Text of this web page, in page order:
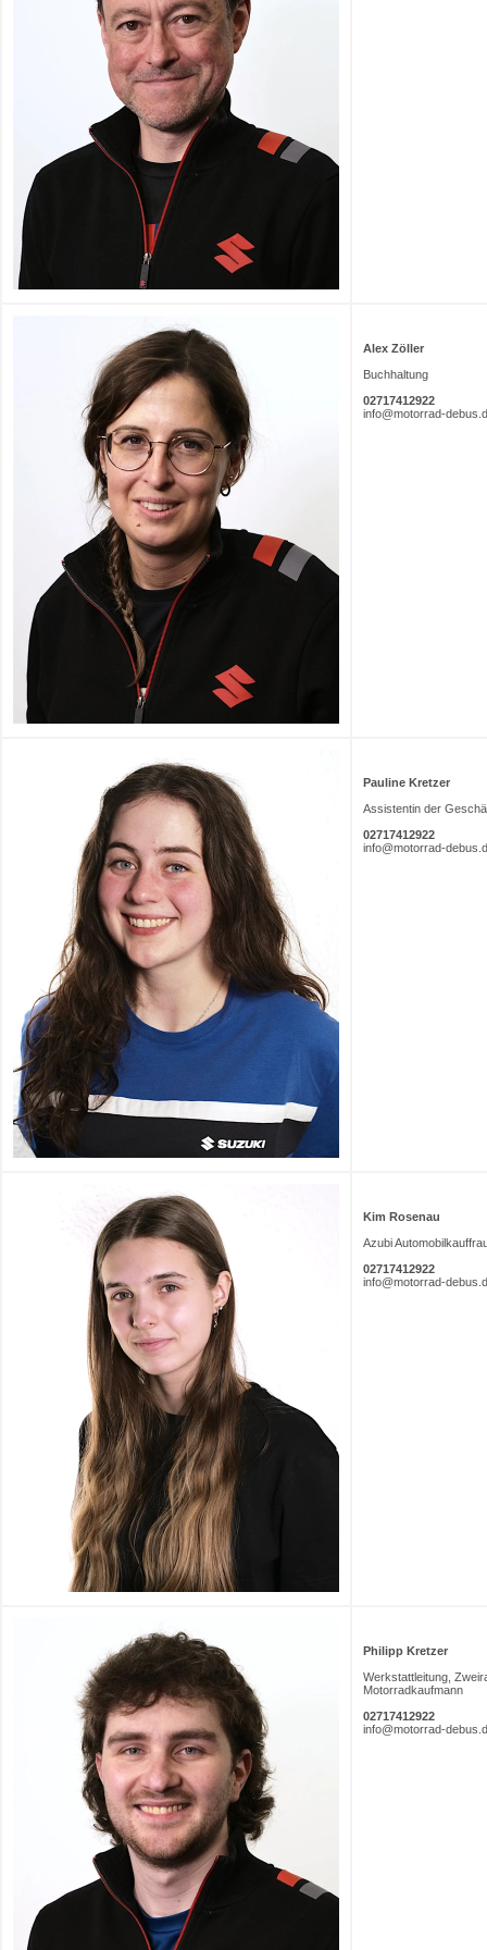
Alex Zöller
Buchhaltung
02717412922
info@motorrad-
Pauline Kretzer
Assistentin der
02717412922
info@motorrad-
Kim Rosenau
Azubi
02717412922
info@motorrad-
Philipp Kretzer
Werkstattleitung,
Motorradkaufmann
02717412922
info@motorrad-